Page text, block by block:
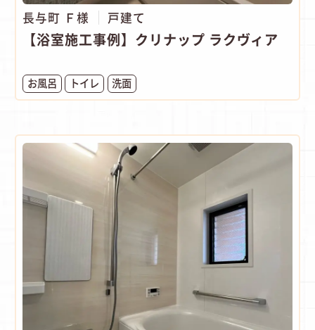
長与町 Ｆ様 戸建て
【浴室施工事例】クリナップ ラクヴィア
お風呂 トイレ 洗面